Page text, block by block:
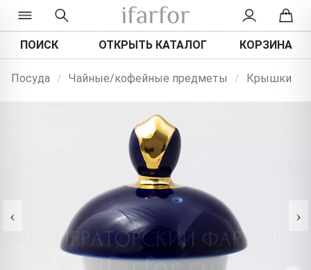
ПОИСК ОТКРЫТЬ КАТАЛОГ КОРЗИНА
Посуда / Чайные/кофейные предметы / Крышки
‹ ›